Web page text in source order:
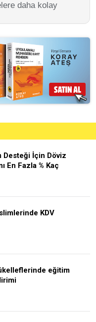
daha kolay
Desteği İçin Döviz
En Fazla % Kaç
KDV
eğitim